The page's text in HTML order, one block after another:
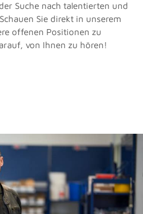
Suche nach talentierten und
Sie direkt in unserem
offenen Positionen zu
von Ihnen zu hören!